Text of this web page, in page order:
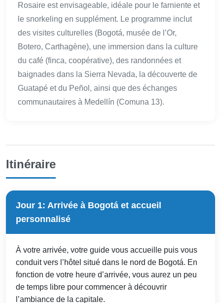
Rosaire est envisageable, idéale pour le farniente et
le snorkeling en supplément. Le programme inclut
des visites culturelles (Bogotá, musée de l’Or,
Botero, Carthagène), une immersion dans la culture
du café (finca, coopérative), des randonnées et
baignades dans la Sierra Nevada, la découverte de
Guatapé et du Peñol, ainsi que des échanges
communautaires à Medellín (Comuna 13).
Itinéraire
Jour 1: Arrivée à Bogotá et accueil
personnalisé
À votre arrivée, votre guide vous accueille puis vous
conduit vers l’hôtel situé dans le nord de Bogotá. En
fonction de votre heure d’arrivée, vous aurez un peu
de temps libre pour commencer à découvrir
l’ambiance de la capitale.